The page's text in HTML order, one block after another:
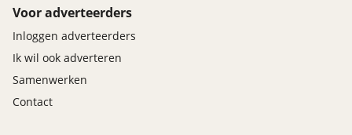
Voor adverteerders
Inloggen adverteerders
Ik wil ook adverteren
Samenwerken
Contact